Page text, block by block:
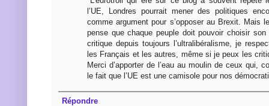
l’UE, Londres pourrait mener des politiques
comme argument pour s’opposer au Brexit. Mais
pense que chaque peuple doit pouvoir choisir
critique depuis toujours l’ultralibéralisme, je
les Français et les autres, même si je peux les
Merci d’apporter de l’eau au moulin de ceux qui,
le fait que l’UE est une camisole pour nos
Répondre